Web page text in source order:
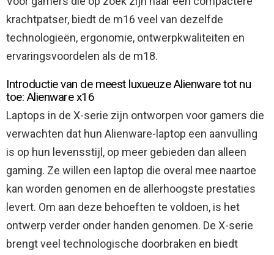
krachtpatser, biedt de m16 veel van dezelfde
technologieën, ergonomie, ontwerpkwaliteiten en
ervaringsvoordelen als de m18.
Introductie van de meest luxueuze Alienware tot nu
toe: Alienware x16
Laptops in de X-serie zijn ontworpen voor gamers die
verwachten dat hun Alienware-laptop een aanvulling
is op hun levensstijl, op meer gebieden dan alleen
gaming. Ze willen een laptop die overal mee naartoe
kan worden genomen en de allerhoogste prestaties
levert. Om aan deze behoeften te voldoen, is het
ontwerp verder onder handen genomen. De X-serie
brengt veel technologische doorbraken en biedt